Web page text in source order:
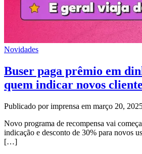
Novidades
Buser paga prêmio em
quem indicar novos
Publicado por imprensa em março 20,
Novo programa de recompensa vai
indicação e desconto de 30% para novos
[…]